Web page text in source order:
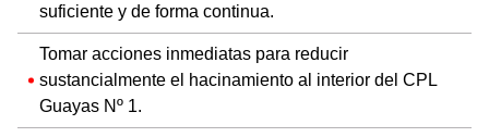
suficiente y de forma continua.
Tomar acciones inmediatas para reducir
sustancialmente el hacinamiento al interior del CPL
Guayas Nº 1.